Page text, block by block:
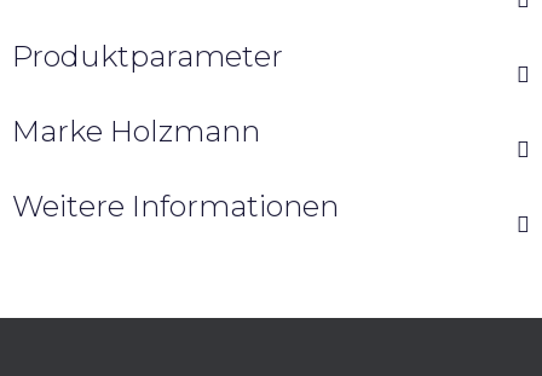
Produktparameter
Marke Holzmann
Weitere Informationen